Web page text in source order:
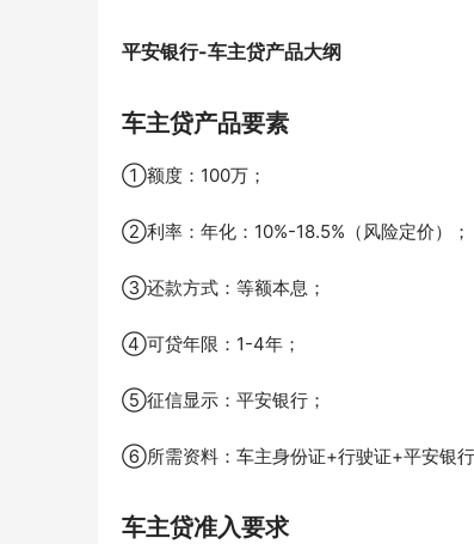
平安银行-车主贷产品大纲
车主贷产品要素
①额度：100万；
②利率：年化：10%-18.5%（风险定价）；
③还款方式：等额本息；
④可贷年限：1-4年；
⑤征信显示：平安银行；
⑥所需资料：车主身份证+行驶证+平安银行
车主贷准入要求